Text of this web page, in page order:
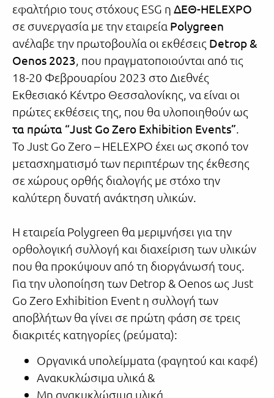
εφαλτήριο τους στόχους ESG η ΔΕΘ-HELEXPO
σε συνεργασία με την εταιρεία Polygreen
ανέλαβε την πρωτοβουλία οι εκθέσεις Detrop &
Oenos 2023 , που πραγματοποιούνται από τις
18-20 Φεβρουαρίου 2023 στο Διεθνές
Εκθεσιακό Κέντρο Θεσσαλονίκης, να είναι οι
πρώτες εκθέσεις της, που θα υλοποιηθούν ως
τα πρώτα “Just Go Zero Exhibition Events”
Το Just Go Zero – HELEXPO έχει ως σκοπό τον
μετασχηματισμό των περιπτέρων της έκθεσης
σε χώρους ορθής διαλογής με στόχο την
καλύτερη δυνατή ανάκτηση υλικών.
Η εταιρεία Polygreen θα μεριμνήσει για την
ορθολογική συλλογή και διαχείριση των υλικών
που θα προκύψουν από τη διοργάνωσή τους.
Για την υλοποίηση των Detrop & Oenos ως Just
Go Zero Exhibition Event η συλλογή των
αποβλήτων θα γίνει σε πρώτη φάση σε τρεις
διακριτές κατηγορίες (ρεύματα):
Οργανικά υπολείμματα (φαγητού και καφέ)
Ανακυκλώσιμα υλικά &
Μη ανακυκλώσιμα υλικά